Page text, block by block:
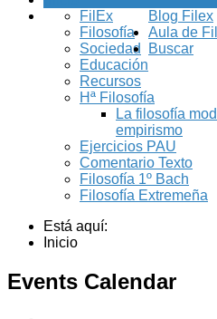
Blog Filex
FilEx
Filosofía
Sociedad
Educación
Recursos
Aula de
Hª Filosofía
La filosofía
empirismo
Ejercicios PAU
Comentario Texto
Filosofía 1º Bach
Filosofía Extremeña
Buscar
Está aquí:
Inicio
Events Calendar